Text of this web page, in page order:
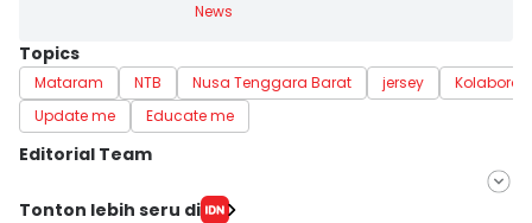
News
Topics
Mataram NTB Nusa Tenggara Barat jersey
Update me
Educate me
Editorial Team
Editor
Tonton lebih seru di